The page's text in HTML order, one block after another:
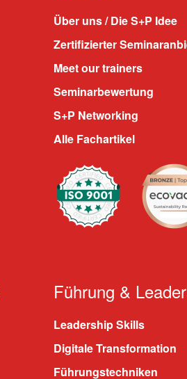
Über uns / Die S+P Idee
Zertifizierter
Meet our trainers
Seminarbewertung
S+P Networking
Alle Fachartikel
Führung &
Leadership Skills
Digitale Transformation
Führungstechniken